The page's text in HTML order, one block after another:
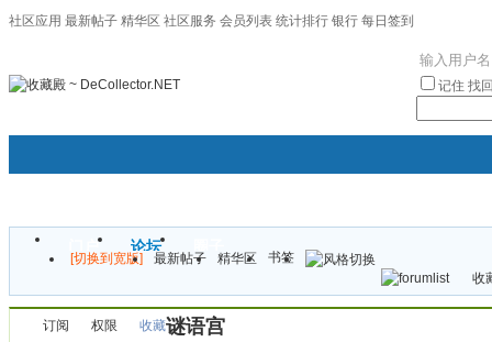
社区应用 最新帖子 精华区 社区服务 会员列表 统计排行 银行 每日签到
记住 找
门户 论坛
[切换到宽版] 最新帖子 精华区
书签
收
订阅 权限 谜语宫
收藏